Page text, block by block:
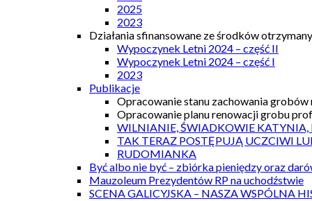
2025
2023
Działania sfinansowane ze środków
Wypoczynek Letni 2024 – część II
Wypoczynek Letni 2024 – część I
2023
Publikacje
Opracowanie stanu zachowania
Opracowanie planu renowacji grobu
WILNIANIE, ŚWIADKOWIE KATYNIA,
TAK TERAZ POSTĘPUJĄ UCZCIWI
RUDOMIANKA
Być albo nie być – zbiórka pieniędzy oraz
Mauzoleum Prezydentów RP na uchodźstwie
SCENA GALICYJSKA – NASZA WSPÓLNA